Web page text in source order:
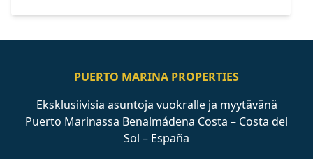
PUERTO MARINA PROPERTIES
Eksklusiivisia asuntoja vuokralle ja myytävänä
Puerto Marinassa Benalmádena Costa – Costa del
Sol – España